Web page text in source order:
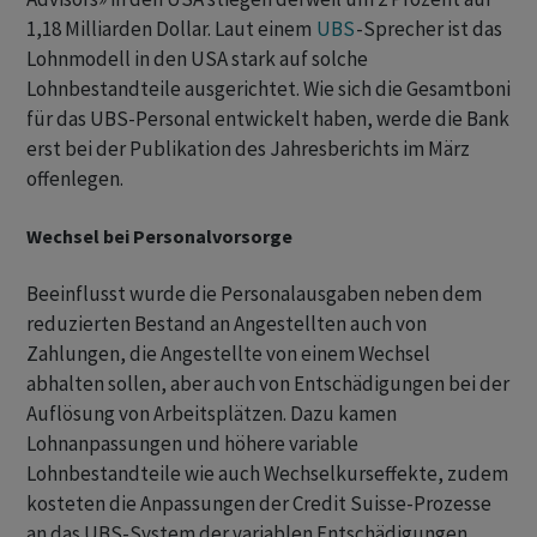
1,18 Milliarden Dollar. Laut einem UBS-Sprecher ist das
Lohnmodell in den USA stark auf solche
Lohnbestandteile ausgerichtet. Wie sich die Gesamtboni
für das UBS-Personal entwickelt haben, werde die Bank
erst bei der Publikation des Jahresberichts im März
offenlegen.
Wechsel bei Personalvorsorge
Beeinflusst wurde die Personalausgaben neben dem
reduzierten Bestand an Angestellten auch von
Zahlungen, die Angestellte von einem Wechsel
abhalten sollen, aber auch von Entschädigungen bei der
Auflösung von Arbeitsplätzen. Dazu kamen
Lohnanpassungen und höhere variable
Lohnbestandteile wie auch Wechselkurseffekte, zudem
kosteten die Anpassungen der Credit Suisse-Prozesse